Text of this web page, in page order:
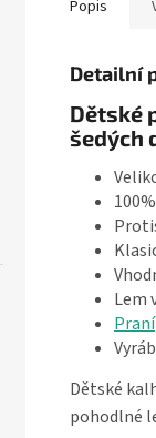
Popis
Detailní
Dětské
šedých
Lem
Praní
Dětské
pohodlné